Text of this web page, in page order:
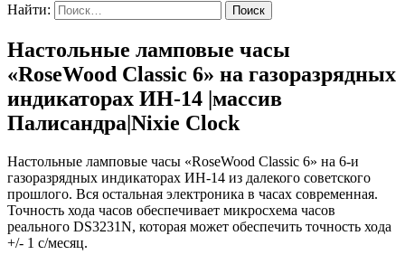
Найти:
Настольные ламповые часы
«RoseWood Classic 6» на газоразрядных
индикаторах ИН-14 |массив
Палисандра|Nixie Clock
Настольные ламповые часы «RoseWood Classic 6» на 6-и
газоразрядных индикаторах ИН-14 из далекого советского
прошлого. Вся остальная электроника в часах современная.
Точность хода часов обеспечивает микросхема часов
реального DS3231N, которая может обеспечить точность хода
+/- 1 с/месяц.